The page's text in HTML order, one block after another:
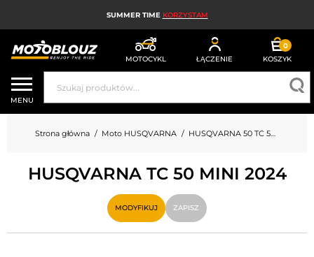
SUMMER TIME KORZYSTAM
MOTOCYKL ŁĄCZENIE
0
KOSZYK
KASK MOTOCYKLOWY
ODZIEŻ MOTOCYKLOWA DLA MĘŻCZYZN
UBRANIA MOTOCYKLOWE DAMSKIE
MX; ENDURO I TRIAL
HIGH-TECH MOTOCYKLOWY
PODUSZKA POWIETRZNA MOTOCYKLOWA
MENU
Strona główna Moto HUSQVARNA HUSQVARNA 50 TC 50 MINI
HUSQVARNA TC 50 MINI 2024
MODYFIKUJ ZAPISZ